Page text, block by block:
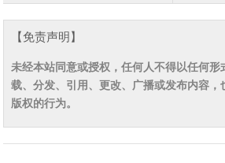
【免责声明】
未经本站同意或授权，任何人不得以任何
载、分发、引用、更改、广播或发布内容
版权的行为。